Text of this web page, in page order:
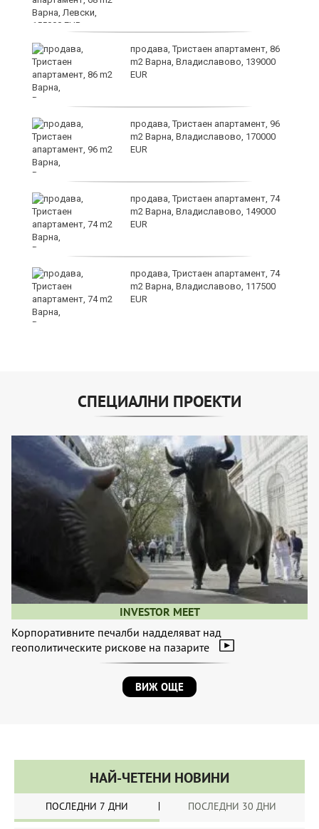
продава, Тристаен апартамент, 86
m2 Варна, Владиславово, 139000
EUR
продава, Тристаен апартамент, 96
m2 Варна, Владиславово, 170000
EUR
продава, Тристаен апартамент, 74
m2 Варна, Владиславово, 149000
EUR
продава, Тристаен апартамент, 74
m2 Варна, Владиславово, 117500
EUR
СПЕЦИАЛНИ ПРОЕКТИ
INVESTOR MEET
Корпоративните печалби надделяват над
геополитическите рискове на пазарите
ВИЖ ОЩЕ
НАЙ-ЧЕТЕНИ НОВИНИ
ПОСЛЕДНИ 7 ДНИ ПОСЛЕДНИ 30 ДНИ